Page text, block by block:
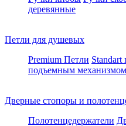
деревянные
Петли для душевых
Premium Петли Standart
подъемным механизмом
Дверные стопоры и
Полотенцедержатели